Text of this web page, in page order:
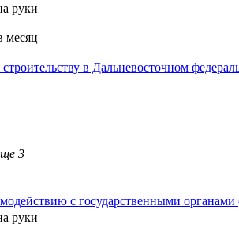
руки
месяц
в Дальневосточном
3
с государственными органами
руки